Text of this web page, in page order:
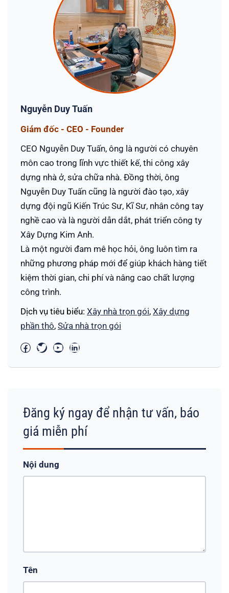
Nguyễn Duy Tuấn
Giám đốc - CEO - Founder
CEO Nguyễn Duy Tuấn, ông là người có chuyên
môn cao trong lĩnh vực thiết kế, thi công xây
dựng nhà ở, sửa chữa nhà. Đồng thời, ông
Nguyễn Duy Tuấn cũng là người đào tạo, xây
dựng đội ngũ Kiến Trúc Sư, Kĩ Sư, nhân công tay
nghề cao và là người dẫn dắt, phát triển công ty
Xây Dựng Kim Anh.
Là một người đam mê học hỏi, ông luôn tìm ra
những phương pháp mới để giúp khách hàng tiết
kiệm thời gian, chi phí và nâng cao chất lượng
công trình.
Dịch vụ tiêu biểu: Xây nhà trọn gói, Xây dựng
phần thô, Sửa nhà trọn gói
Đăng ký ngay để nhận tư vấn, báo
giá miễn phí
Nội dung
Tên